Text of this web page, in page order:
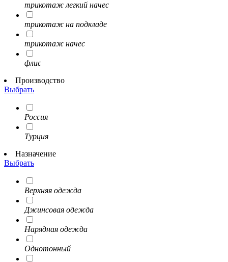
трикотаж легкий начес
трикотаж на подкладе
трикотаж начес
флис
Производство
Выбрать
Россия
Турция
Назначение
Выбрать
Верхняя одежда
Джинсовая одежда
Нарядная одежда
Однотонный